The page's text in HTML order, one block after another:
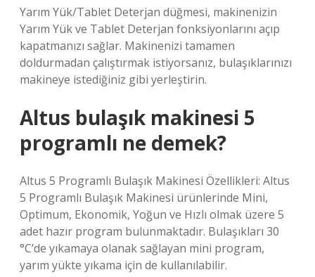
Yarım Yük/Tablet Deterjan düğmesi, makinenizin
Yarım Yük ve Tablet Deterjan fonksiyonlarını açıp
kapatmanızı sağlar. Makinenizi tamamen
doldurmadan çalıştırmak istiyorsanız, bulaşıklarınızı
makineye istediğiniz gibi yerleştirin.
Altus bulaşık makinesi 5
programlı ne demek?
Altus 5 Programlı Bulaşık Makinesi Özellikleri: Altus
5 Programlı Bulaşık Makinesi ürünlerinde Mini,
Optimum, Ekonomik, Yoğun ve Hızlı olmak üzere 5
adet hazır program bulunmaktadır. Bulaşıkları 30
°C’de yıkamaya olanak sağlayan mini program,
yarım yükte yıkama için de kullanılabilir.